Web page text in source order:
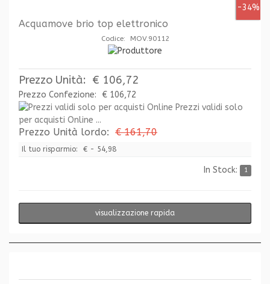
-34%
Acquamove brio top elettronico
Codice: MOV.90112
Prezzo Unità: € 106,72
Prezzo Confezione:
€ 106,72
Prezzi validi solo
per acquisti Online ...
Prezzo Unità lordo: € 161,70
Il tuo risparmio: € - 54,98
In Stock: 1
visualizzazione rapida